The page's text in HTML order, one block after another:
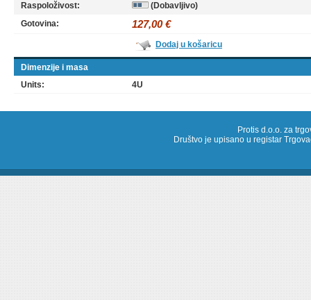
Raspoloživost:
(Dobavljivo)
Gotovina:
127,00 €
Dodaj u košaricu
Dimenzije i masa
Units:
4U
Protis d.o.o. za
Društvo je upisano u registar